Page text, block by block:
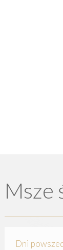
Msze
Dni